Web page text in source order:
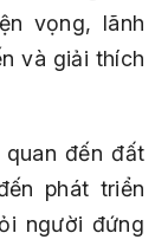
vọng, lãnh
và giải thích
quan đến đất
phát triển
người đứng